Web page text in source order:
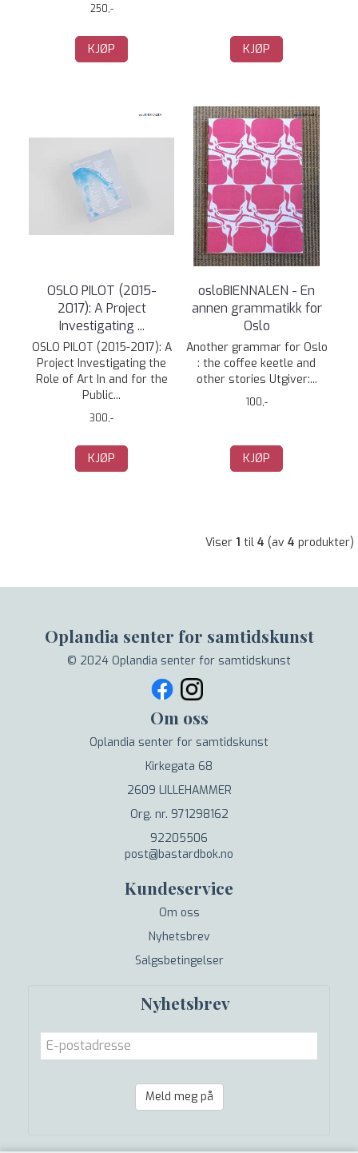
250,-
KJØP KJØP
OSLO PILOT (2015-
2017): A Project
Investigating ...
OSLO PILOT (2015-2017): A
Project Investigating the
Role of Art In and for the
Public...
300,-
KJØP
osloBIENNALEN - En
annen grammatikk for
Oslo
Another grammar for Oslo
: the coffee keetle and
other stories Utgiver:...
100,-
KJØP
Viser 1 til 4 (av 4 produkter)
Oplandia senter for samtidskunst
© 2024 Oplandia senter for samtidskunst
Om oss
Oplandia senter for samtidskunst
Kirkegata 68
2609 LILLEHAMMER
Org. nr. 971298162
92205506
post@bastardbok.no
Kundeservice
Om oss
Nyhetsbrev
Salgsbetingelser
Nyhetsbrev
Meld meg på